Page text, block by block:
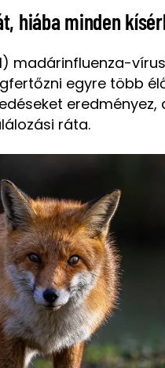
hiába minden
madárinfluenza-
egyre több
eredményez,
ráta.